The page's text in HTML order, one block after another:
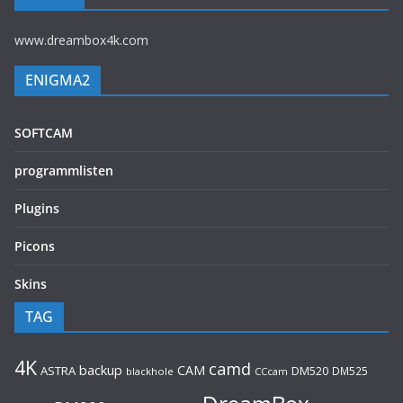
www.dreambox4k.com
ENIGMA2
SOFTCAM
programmlisten
Plugins
Picons
Skins
TAG
4K ASTRA backup blackhole CAM camd CCcam DM520 DM525